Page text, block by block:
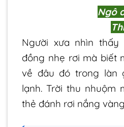
Ngô
Người xưa nhìn
đồng nhẹ rơi mà biết
về đâu đó trong làn
lạnh. Trời thu nhuộm
thẻ đánh rơi nắng